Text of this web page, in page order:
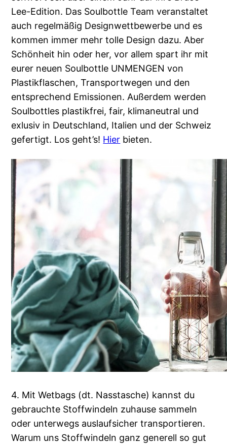
Lee-Edition. Das Soulbottle Team veranstaltet
auch regelmäßig Designwettbewerbe und es
kommen immer mehr tolle Design dazu. Aber
Schönheit hin oder her, vor allem spart ihr mit
eurer neuen Soulbottle UNMENGEN von
Plastikflaschen, Transportwegen und den
entsprechend Emissionen. Außerdem werden
Soulbottles plastikfrei, fair, klimaneutral und
exlusiv in Deutschland, Italien und der Schweiz
gefertigt. Los geht’s! Hier bieten.
4. Mit Wetbags (dt. Nasstasche) kannst du
gebrauchte Stoffwindeln zuhause sammeln
oder unterwegs auslaufsicher transportieren.
Warum uns Stoffwindeln ganz generell so gut